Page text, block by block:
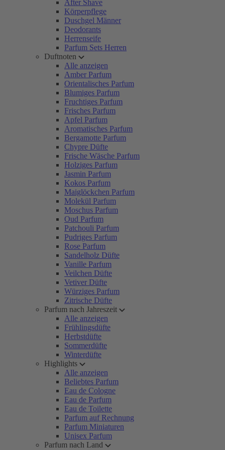
After Shave
Körperpflege
Duschgel Männer
Deodorants
Herrenseife
Parfum Sets Herren
Duftnoten
Alle anzeigen
Amber Parfum
Orientalisches Parfum
Blumiges Parfum
Fruchtiges Parfum
Frisches Parfum
Apfel Parfum
Aromatisches Parfum
Bergamotte Parfum
Chypre Düfte
Frische Wäsche Parfum
Holziges Parfum
Jasmin Parfum
Kokos Parfum
Maiglöckchen Parfum
Molekül Parfum
Moschus Parfum
Oud Parfum
Patchouli Parfum
Pudriges Parfum
Rose Parfum
Sandelholz Düfte
Vanille Parfum
Veilchen Düfte
Vetiver Düfte
Würziges Parfum
Zitrische Düfte
Parfum nach Jahreszeit
Alle anzeigen
Frühlingsdüfte
Herbstdüfte
Sommerdüfte
Winterdüfte
Highlights
Alle anzeigen
Beliebtes Parfum
Eau de Cologne
Eau de Parfum
Eau de Toilette
Parfum auf Rechnung
Parfum Miniaturen
Unisex Parfum
Parfum nach Land